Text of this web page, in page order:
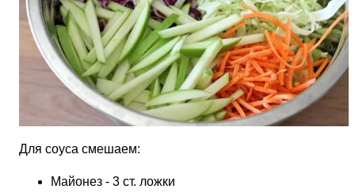
Для соуса смешаем:
Майонез - 3 ст. ложки